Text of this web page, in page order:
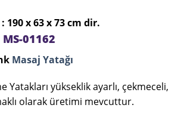
190 x 63 x 73 cm dir.
01162
Masaj Yatağı
Yatakları yükseklik ayarlı, çekmeceli,
olarak üretimi mevcuttur.